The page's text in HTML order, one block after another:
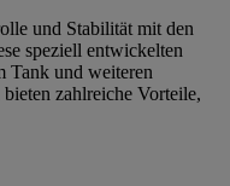
und Stabilität mit den
speziell entwickelten
Tank und weiteren
zahlreiche Vorteile,